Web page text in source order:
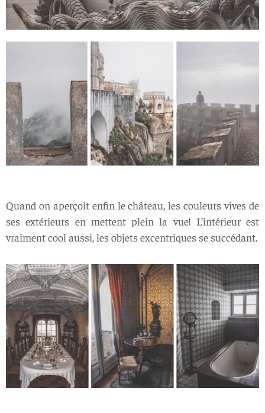
Quand on aperçoit enfin le château, les couleurs vives de
ses extérieurs en mettent plein la vue! L’intérieur est
vraiment cool aussi, les objets excentriques se succédant.